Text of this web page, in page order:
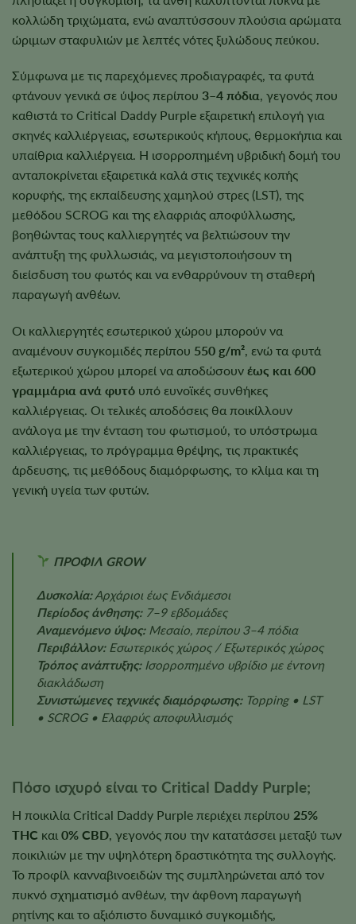
κολλώδη τριχώματα, ενώ αναπτύσσουν πλούσια αρώματα
ώριμων σταφυλιών με λεπτές νότες ξυλώδους πεύκου.
Σύμφωνα με τις παρεχόμενες προδιαγραφές, τα φυτά
φτάνουν γενικά σε ύψος περίπου 3–4 πόδια, γεγονός που
καθιστά το Critical Daddy Purple εξαιρετική επιλογή για
σκηνές καλλιέργειας, εσωτερικούς κήπους, θερμοκήπια και
υπαίθρια καλλιέργεια. Η ισορροπημένη υβριδική δομή του
ανταποκρίνεται εξαιρετικά καλά στις τεχνικές κοπής
κορυφής, της εκπαίδευσης χαμηλού στρες (LST), της
μεθόδου SCROG και της ελαφριάς αποφύλλωσης,
βοηθώντας τους καλλιεργητές να βελτιώσουν την
ανάπτυξη της φυλλωσιάς, να μεγιστοποιήσουν τη
διείσδυση του φωτός και να ενθαρρύνουν τη σταθερή
παραγωγή ανθέων.
Οι καλλιεργητές εσωτερικού χώρου μπορούν να
αναμένουν συγκομιδές περίπου 550 g/m², ενώ τα φυτά
εξωτερικού χώρου μπορεί να αποδώσουν έως και 600
γραμμάρια ανά φυτό υπό ευνοϊκές συνθήκες
καλλιέργειας. Οι τελικές αποδόσεις θα ποικίλλουν
ανάλογα με την ένταση του φωτισμού, το υπόστρωμα
καλλιέργειας, το πρόγραμμα θρέψης, τις πρακτικές
άρδευσης, τις μεθόδους διαμόρφωσης, το κλίμα και τη
γενική υγεία των φυτών.
ΠΡΟΦΙΛ GROW
Δυσκολία:Αρχάριοι έως Ενδιάμεσοι
Περίοδος άνθησης:7–9 εβδομάδες
Αναμενόμενο ύψος:Μεσαίο, περίπου 3–4 πόδια
Περιβάλλον:Εσωτερικός χώρος / Εξωτερικός χώρος
Τρόπος ανάπτυξης:Ισορροπημένο υβρίδιο με έντονη
διακλάδωση
Συνιστώμενες τεχνικές διαμόρφωσης:Topping • LST
• SCROG • Ελαφρύς αποφυλλισμός
Πόσο ισχυρό είναι το Critical Daddy Purple;
Η ποικιλία Critical Daddy Purple περιέχει περίπου 25%
THC και 0% CBD , γεγονός που την κατατάσσει μεταξύ των
ποικιλιών με την υψηλότερη δραστικότητα της συλλογής.
Το προφίλ κανναβινοειδών της συμπληρώνεται από τον
πυκνό σχηματισμό ανθέων, την άφθονη παραγωγή
ρητίνης και το αξιόπιστο δυναμικό συγκομιδής,